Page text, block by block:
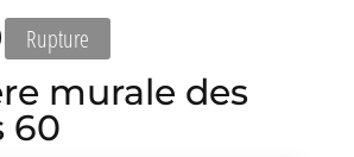
Rupture
murale des
60